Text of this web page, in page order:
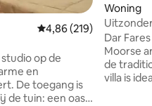
Gemiddelde
4,86 (219)
op de
en
De toegang is
de tuin: een oase
Woning
Suite
Dar
Moorse
de
villa is